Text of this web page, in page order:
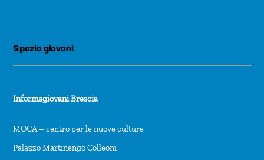
Spazio giovani
Informagiovani Brescia
MOCA – centro per le nuove culture
Palazzo Martinengo Colleoni